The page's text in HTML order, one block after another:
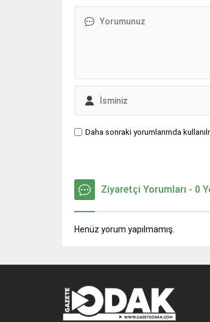
Daha sonraki yorumlarımda
Ziyaretçi Yorumları - 0
Henüz yorum yapılmamış.